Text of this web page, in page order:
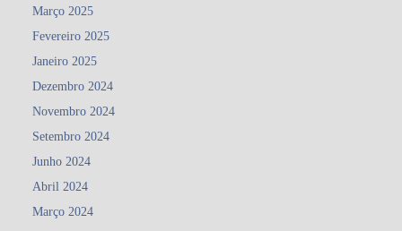
Março 2025
Fevereiro 2025
Janeiro 2025
Dezembro 2024
Novembro 2024
Setembro 2024
Junho 2024
Abril 2024
Março 2024